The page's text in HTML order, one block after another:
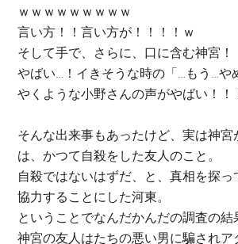
ｗｗｗｗｗｗｗｗｗ
言い方！！言い方が！！！！ｗ
そして手で、さらに、口に含む神宮！
やばい…！イきそうな時の「…もう…や
やくような小野さんの声がやばい！！
そんな出来事もあったけど、実は神宮
は、かつて自殺をした友人のこと。
自殺ではないはずだ、と、真相を探っ
協力することにした河東。
ということでなんだかんだの調査の結
神宮の友人はたちの悪い男に騙されア